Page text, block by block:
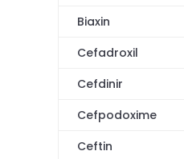
Biaxin
Cefadroxil
Cefdinir
Cefpodoxime
Ceftin